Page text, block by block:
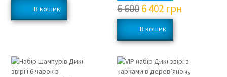
6 6006 402 грн
3%